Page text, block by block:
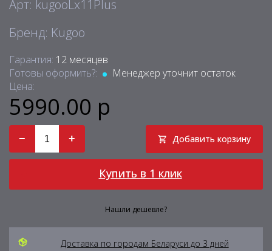
Арт: kugooLx11Plus
Бренд: Kugoo
Гарантия: 12 месяцев
Готовы оформить?:
Менеджер уточнит остаток
Цена:
5990.00 р
− + Добавить корзину
Купить в 1 клик
Нашли дешевле?
Доставка по городам Беларуси до 3 дней